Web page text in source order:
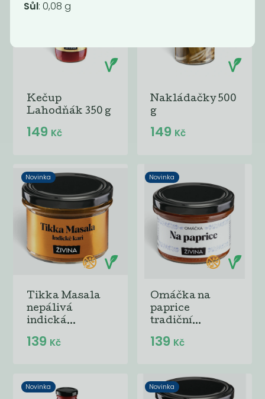
Kečup
Lahodňák 350 g
149 Kč
Nakládačky 500
g
149 Kč
Novinka
Tikka Masala
nepálivá
indická...
139 Kč
Novinka
Omáčka na
paprice
tradiční...
139 Kč
Novinka Novinka
Sůl: 0,08 g